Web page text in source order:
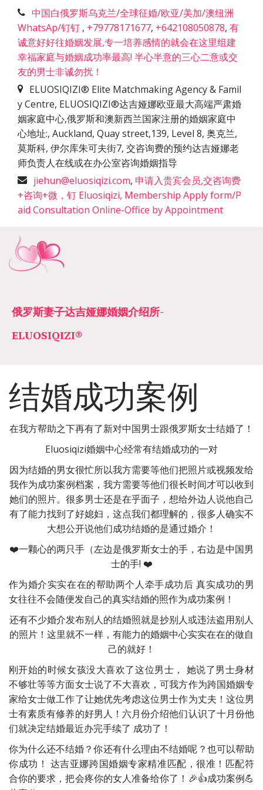
中国白俄罗斯乌克兰/全球征婚/欧亚/美加/澳纽洲
WhatsAp/钉钉 , +79778171677, +642108050878, 有
诚意好好往婚姻发展,专一培养感情的就会在这里组建
幸福家庭与婚姻成功率最高! 半心半意的三心二意或交
友的男士非诚勿扰！
ELUOSIQIZI® Elite Matchmaking Agency & Famil
y Centre, ELUOSIQIZI®达吉娅娜欧亚最大高端严肃婚
姻家庭中心,俄罗斯和澳新西兰国家注册的婚姻家庭中
心地址:, Auckland, Quay street,139, Level 8, 奥克兰,
莫斯科, 伊尔库朱可夫街7, 交咨询费的预约达吉娅娜老
师负责人在线或在办公室咨询婚姻指导
jiehun@eluosiqizi.com, 申请入贵宾会员,交咨询费
+咨询+微，钉 Eluosiqizi, Membership Apply form/P
aid Consultation Online-Office by Appointment
俄罗斯妻子达吉娅娜婚姻介绍所­­
ELUOSIQIZI®
结婚成功案例
在我方帮助之下再有了新对中国男士跟俄罗斯女士结婚了！
Eluosiqizi婚姻中心经常有结婚成功的一对
因为结婚的男女很忙所以我方需要等他们把照片或视频发给
我作为成功案例档案，我方需要等他们很长时间才可以收到
她们的照片。很多男士还是在乎面子，想给外边人说他自己
有了能力找到了好媳妇，这点我们都理解的，很多人确实不
大想公开说他们成功结婚的是通过婚介！
❤️一颗心的两只手（左边是俄罗斯女士的手，右边是中国男
士的手! ❤️
作为婚介实实在在的帮助两个人牵手成功后 真实成功的男
女往往不会随便发自己的真实结婚的照作为成功案例！
还有不少婚介发布别人的结婚照就是抄别人或违法盗用别人
的照片！这里就不一样，有能力的婚姻中心实实在在的做自
己的就好！
刚开始的时候女孩没大喜欢了这位男士， 她说了男士身材
不够壮等等方面女士说了不大喜欢，可我方作为跨国婚姻专
家给女士做工作了让她优先考虑这位男士作为丈夫！这位男
士有素质有修养的好男人！六月份介绍他们认识了十月份他
们就决定结婚最近办完手续了 成功了！
你为什么还不结婚？你还有什么理由不结婚呢？也可以帮助
你成功！ 达吉亚娜跨国婚姻专家精准匹配，很准！匹配符
合你的要求，把会疼你的女人准备给你了！🎉👍成功案例💪